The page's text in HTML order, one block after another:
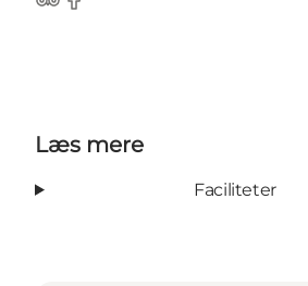
TripAdvisor
Facebook
Læs mere
Faciliteter